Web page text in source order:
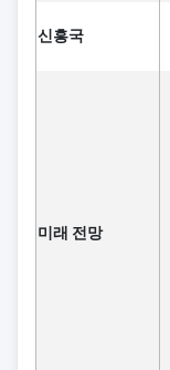
신흥국
미래 전망